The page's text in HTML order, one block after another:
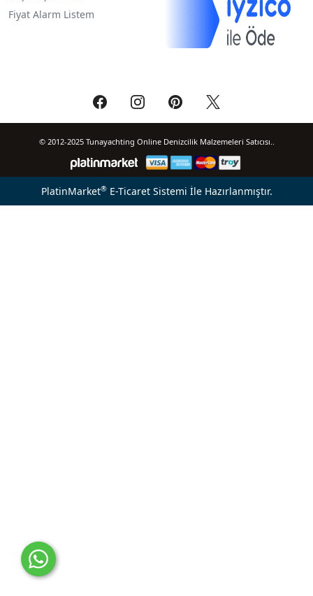
Fiyat Alarm Listem
© 2012-2025 Tunayachting Online Denizcilik Malzemeleri Satıcısı..
PlatinMarket®E-Ticaret Sistemi İle Hazırlanmıştır.